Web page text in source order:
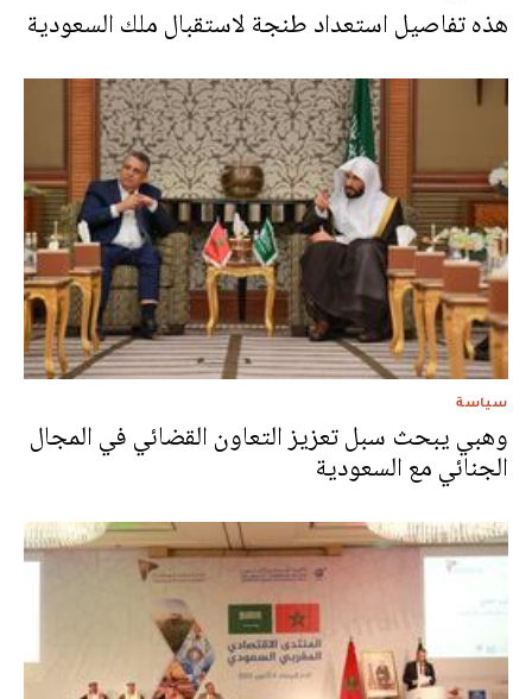
هذه تفاصيل استعداد طنجة لاستقبال ملك السعودية
سياسة
وهبي يبحث سبل تعزيز التعاون القضائي في المجال
الجنائي مع السعودية